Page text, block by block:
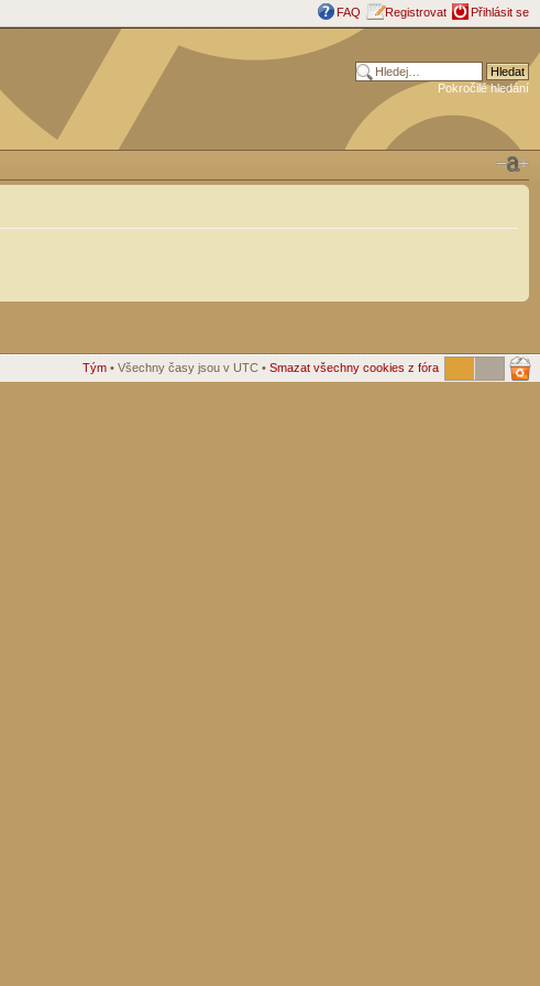
FAQ Registrovat Přihlásit se
Pokročilé hledání
Tým • Všechny časy jsou v UTC • Smazat všechny cookies z fóra